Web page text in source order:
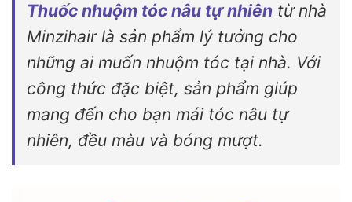
Thuốc nhuộm tóc nâu tự nhiên từ nhà
Minzihair là sản phẩm lý tưởng cho
những ai muốn nhuộm tóc tại nhà. Với
công thức đặc biệt, sản phẩm giúp
mang đến cho bạn mái tóc nâu tự
nhiên, đều màu và bóng mượt.